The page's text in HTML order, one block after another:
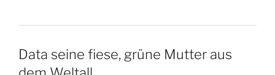
Data seine fiese, grüne Mutter aus